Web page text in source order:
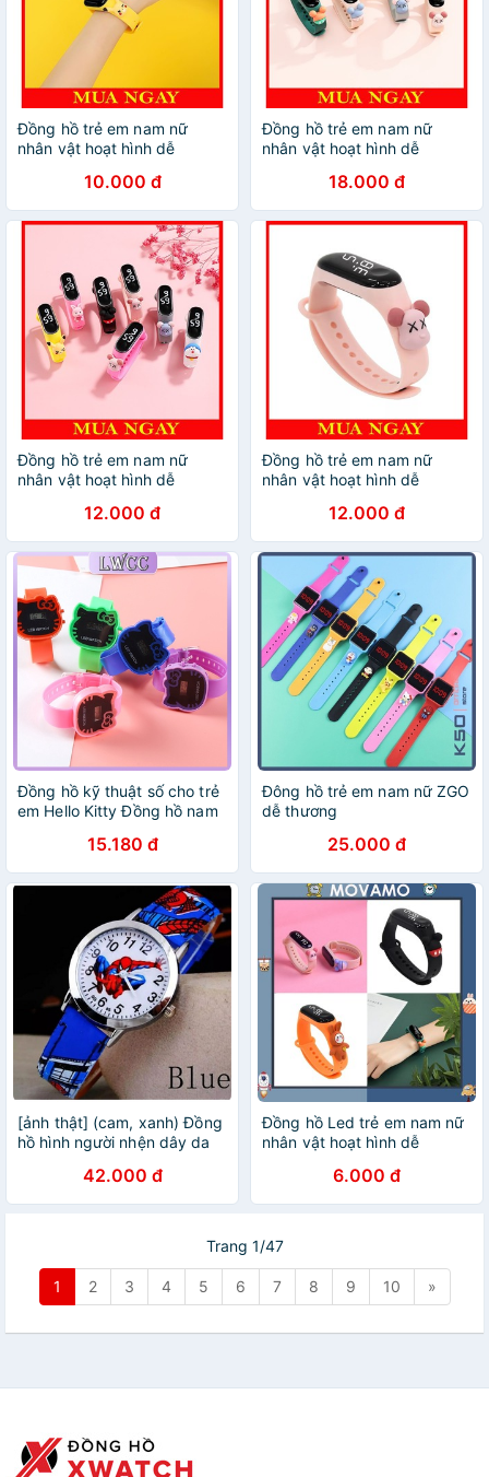
Đồng hồ trẻ em nam nữ
nhân vật hoạt hình dễ
10.000 đ
Đồng hồ trẻ em nam nữ
nhân vật hoạt hình dễ
18.000 đ
Đồng hồ trẻ em nam nữ
nhân vật hoạt hình dễ
12.000 đ
Đồng hồ trẻ em nam nữ
nhân vật hoạt hình dễ
12.000 đ
Đồng hồ kỹ thuật số cho trẻ
em Hello Kitty Đồng hồ nam
15.180 đ
Đông hồ trẻ em nam nữ ZGO
dễ thương
25.000 đ
[ảnh thật] (cam, xanh) Đồng
hồ hình người nhện dây da
chơi cho bé trai
42.000 đ
Đồng hồ Led trẻ em nam nữ
nhân vật hoạt hình dễ
6.000 đ
Trang 1/47
1 2 3 4 5 6 7 8 9 10 »